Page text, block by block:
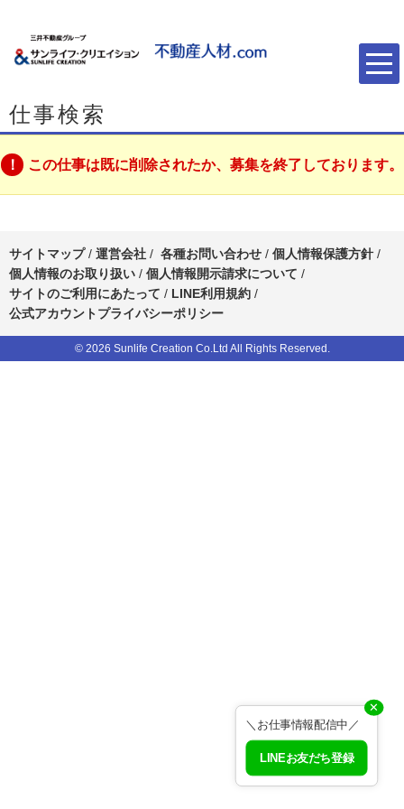
仕事検索
この仕事は既に削除されたか、募集を終了しております。
サイトマップ/ 運営会社 / 各種お問い合わせ / 個人情報保護方針 /
個人情報のお取り扱い / 個人情報開示請求について /
サイトのご利用にあたって / LINE利用規約 /
公式アカウントプライバシーポリシー
✕
＼お仕事情報配信中／
LINEお友だち登録
© 2026 Sunlife Creation Co.Ltd All Rights Reserved.